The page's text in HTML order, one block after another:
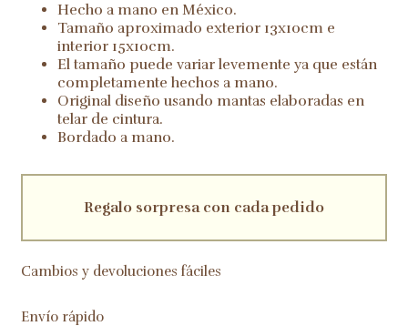
Hecho a mano en México.
Tamaño aproximado exterior 13x10cm e
interior 15x10cm.
El tamaño puede variar levemente ya que están
completamente hechos a mano.
Original diseño usando mantas elaboradas en
telar de cintura.
Bordado a mano.
Regalo sorpresa con cada pedido
Cambios y devoluciones fáciles
Envío rápido